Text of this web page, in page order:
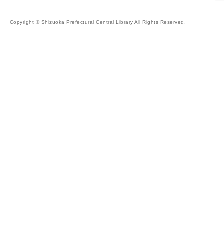
Copyright © Shizuoka Prefectural Central Library All Rights Reserved.